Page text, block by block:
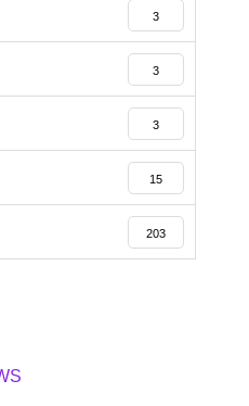
3
3
3
15
203